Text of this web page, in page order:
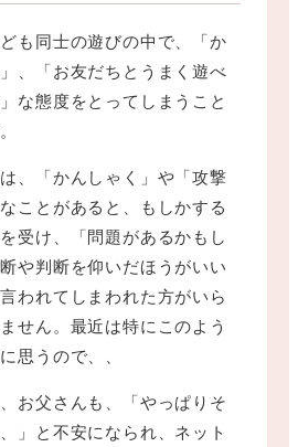
も同士の遊びの中で、「か
、「お友だちとうまく遊べ
な態度をとってしまうこと
、「かんしゃく」や「攻撃
ことがあると、もしかする
受け、「問題があるかもし
や判断を仰いだほうがいい
われてしまわれた方がいら
せん。最近は特にこのよう
思うので、、
お父さんも、「やっぱりそ
」と不安になられ、ネット